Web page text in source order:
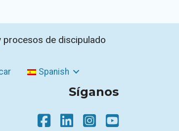
procesos de discipulado
Spanish
Síganos